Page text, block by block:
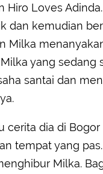
Hiro Loves
dan kemudian
Milka
yang sedang
santai dan
cerita dia di
tempat yang
Milka.